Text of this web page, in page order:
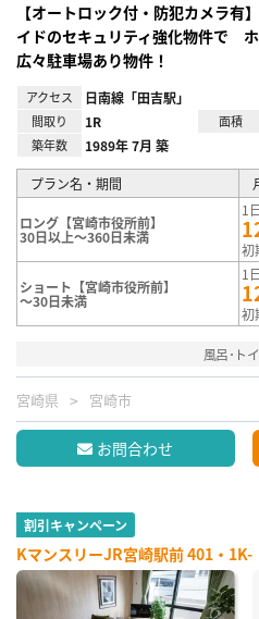
【オートロック付・防犯カメラ有
イドのセキュリティ強化物件で
広々駐車場あり物件！
アクセス 日南線「田吉駅」
間取り 1R 面積
築年数 1989年 7月 築
プラン名・期間
ロング【宮崎市役所前】
30日以上～360日未満
1
初
ショート【宮崎市役所前】
～30日未満
1
初
風呂･ト
宮崎県 宮崎市
お問合わせ
割引キャンペーン
KマンスリーJR宮崎駅前 401・